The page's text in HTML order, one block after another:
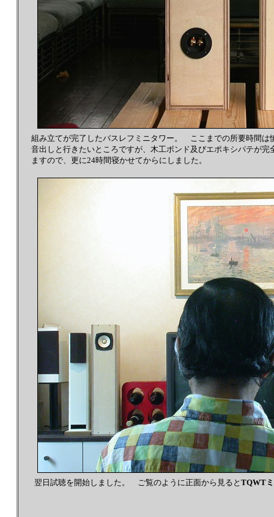
組み立てが完了したバスレフミニタワー。 ここまでの所要時間は
音出しと行きたいところですが、木工ボンド及びエポキシパテが
ますので、更に24時間寝かせてからにしました。
翌日試聴を開始しました。 ご覧のように正面から見ると TQWT